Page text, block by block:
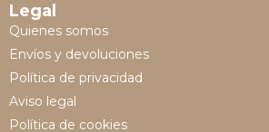
Legal
Quienes somos
Envíos y devoluciones
Política de privacidad
Aviso legal
Política de cookies